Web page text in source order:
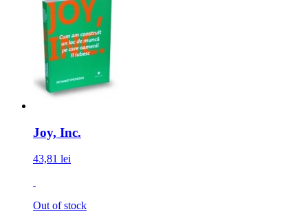
Joy, Inc.
43,81 lei
Out of stock